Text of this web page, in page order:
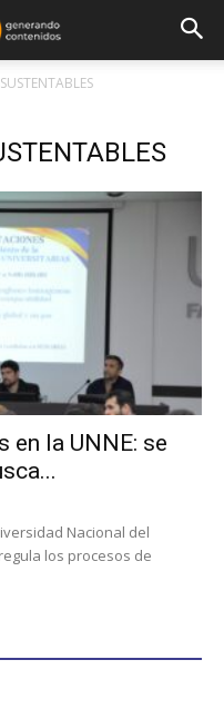
en la UNNE: se
Nacional del
los procesos de